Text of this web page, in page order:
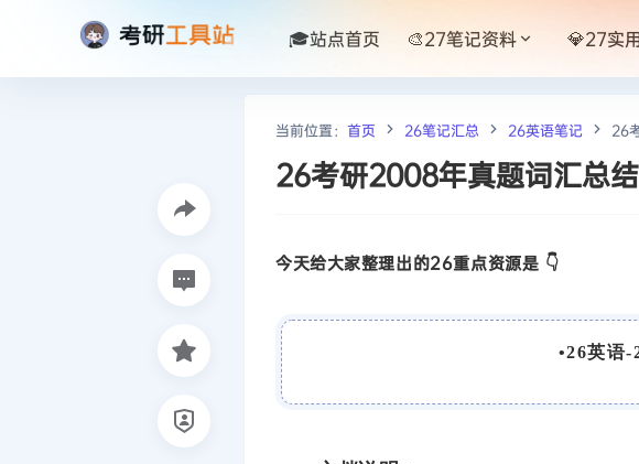
🎓站点首页 🎨27笔记资料 💎27实
当前位置： 首页 26笔记汇总 26英语笔记 26
26考研2008年真题词汇总结
今天给大家整理出的26重点资源是 👇
•26英语-